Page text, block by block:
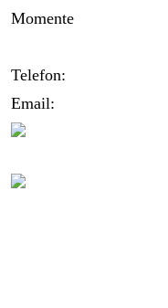
Momente
Telefon:
Email: